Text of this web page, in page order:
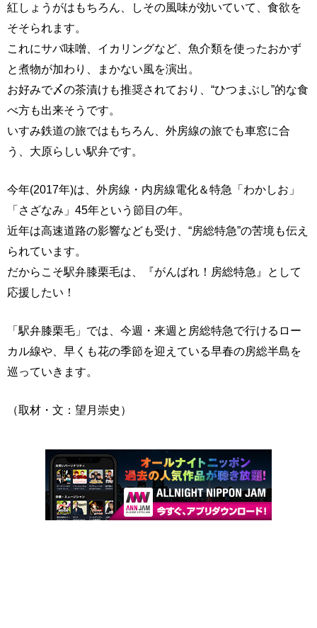
紅しょうがはもちろん、しその風味が効いていて、食欲を
そそられます。
これにサバ味噌、イカリングなど、魚介類を使ったおかず
と煮物が加わり、まかない風を演出。
お好みで〆の茶漬けも推奨されており、“ひつまぶし”的な食
べ方も出来そうです。
いすみ鉄道の旅ではもちろん、外房線の旅でも車窓に合
う、大原らしい駅弁です。
今年(2017年)は、外房線・内房線電化＆特急「わかしお」
「さざなみ」45年という節目の年。
近年は高速道路の影響なども受け、“房総特急”の苦境も伝え
られています。
だからこそ駅弁膝栗毛は、『がんばれ！房総特急』として
応援したい！
「駅弁膝栗毛」では、今週・来週と房総特急で行けるロー
カル線や、早くも花の季節を迎えている早春の房総半島を
巡っていきます。
（取材・文：望月崇史）